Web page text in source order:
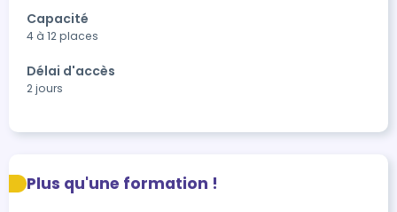
Capacité
4 à 12 places
Délai d'accès
2 jours
Plus qu'une formation !